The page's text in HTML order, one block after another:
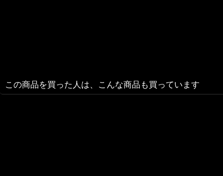
この商品を買った人は、こんな商品も買っています